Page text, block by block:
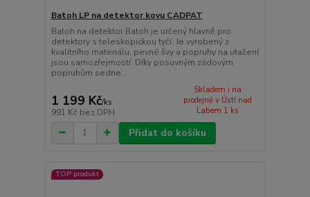
Batoh LP na detektor kovu CADPAT
Batoh na detektor Batoh je určený hlavně pro
detektory s teleskopickou tyčí. Je vyrobený z
kvalitního materiálu, pevné švy a popruhy na utažení
jsou samozřejmostí. Díky posuvným zádovým
popruhům sedne...
1 199 Kč/ks
991 Kč bez DPH
Skladem i na
prodejně v Ústí nad
Labem 1 ks
Přidat do košíku
TOP produkt